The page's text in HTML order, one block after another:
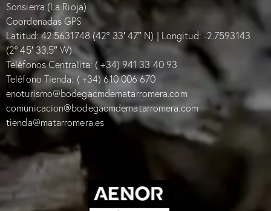
Sonsierra (La Rioja)
Coordenadas GPS
Latitud: 42.5631748 (42° 33′ 47″ N) | Longitud: -2.7593143
(2° 45′ 33.5″ W)
Teléfonos Centralita: ( +34) 941 33 40 93
Teléfono Tienda: ( +34) 610 006 670
enoturismo@bodegacmdematarromera.com
comunicacion@bodegacmdematarromera.com
tienda@matarromera.es